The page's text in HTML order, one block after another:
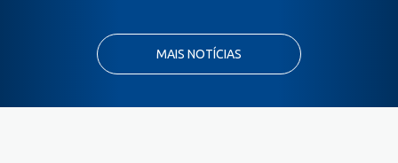
MAIS NOTÍCIAS